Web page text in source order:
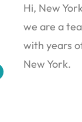
Hi, New
we are a
with years
New York.